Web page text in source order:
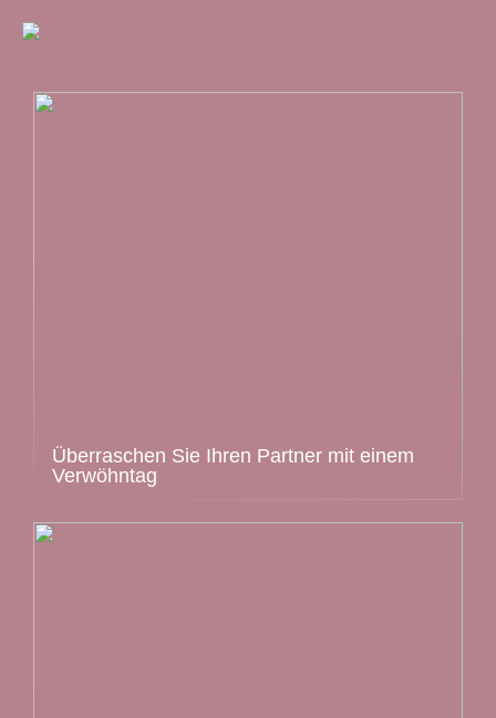
Überraschen Sie Ihren Partner mit einem
Verwöhntag